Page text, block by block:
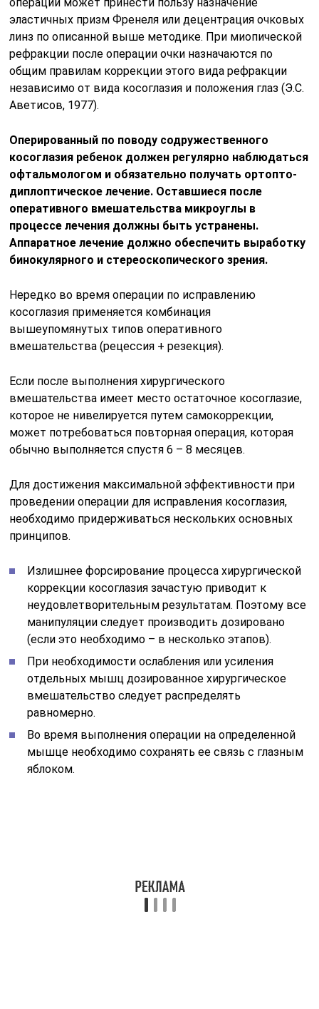
эластичных призм Френеля или децентрация очковых
линз по описанной выше методике. При миопической
рефракции после операции очки назначаются по
общим правилам коррекции этого вида рефракции
независимо от вида косоглазия и положения глаз (Э.С.
Аветисов, 1977).
Оперированный по поводу содружественного
косоглазия ребенок должен регулярно наблюдаться
офтальмологом и обязательно получать ортопто-
диплоптическое лечение. Оставшиеся после
оперативного вмешательства микроуглы в
процессе лечения должны быть устранены.
Аппаратное лечение должно обеспечить выработку
бинокулярного и стереоскопического зрения.
Нередко во время операции по исправлению
косоглазия применяется комбинация
вышеупомянутых типов оперативного
вмешательства (рецессия + резекция).
Если после выполнения хирургического
вмешательства имеет место остаточное косоглазие,
которое не нивелируется путем самокоррекции,
может потребоваться повторная операция, которая
обычно выполняется спустя 6 – 8 месяцев.
Для достижения максимальной эффективности при
проведении операции для исправления косоглазия,
необходимо придерживаться нескольких основных
принципов.
Излишнее форсирование процесса хирургической
коррекции косоглазия зачастую приводит к
неудовлетворительным результатам. Поэтому все
манипуляции следует производить дозировано
(если это необходимо – в несколько этапов).
При необходимости ослабления или усиления
отдельных мышц дозированное хирургическое
вмешательство следует распределять
равномерно.
Во время выполнения операции на определенной
мышце необходимо сохранять ее связь с глазным
яблоком.